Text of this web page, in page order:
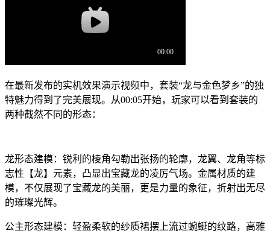
在最新发布的实机效果演示视频中，套装“龙与金色梦乡”的独
特魅力得到了完美展现。从00:05开始，玩家可以看到套装的
两种截然不同的形态：
龙形态建模：锐利的棱角勾勒出张扬的轮廓，龙翼、龙角等标
志性【龙】元素，凸显出宝藏龙的凌厉气场。金属材质的建
模，不仅展现了宝藏龙的美丽，更是力量的象征，折射出无尽
的璀璨光辉。
公主形态建模：轻盈柔软的纱质裙摆上流过蜿蜒的纹路，高雅